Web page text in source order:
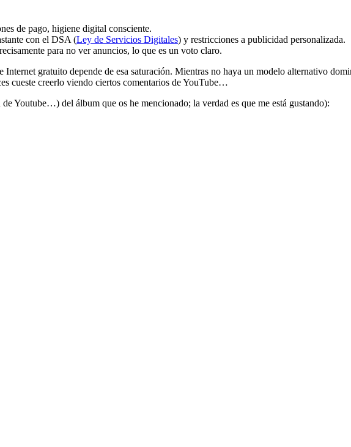
de pago, higiene digital consciente.
con el DSA (Ley de Servicios Digitales) y restricciones a publicidad personalizada.
para no ver anuncios, lo que es un voto claro.
gratuito depende de esa saturación. Mientras no haya un modelo alternativo
cueste creerlo viendo ciertos comentarios de YouTube…
Youtube…) del álbum que os he mencionado; la verdad es que me está gustando):